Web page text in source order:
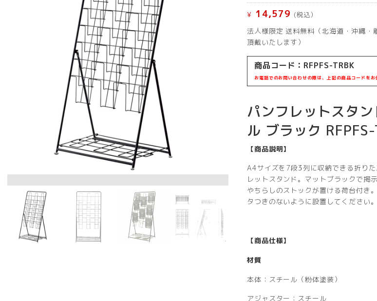
¥ 14,579 (税込）
法人様限定 送料無料（北海道・沖縄・
頂戴いたします）
商品コード： RFPFS-TRBK
お電話でのお問い合わせの際は、上記の商品コードをお
パンフレットスタ
ル ブラック
【商品説明】
A4サイズを7段3列に収納できる折り
レットスタンド。マットブラックで掲
やちらしのストックが置ける荷台付き
タつきのないように設置してください。
【商品仕様】
材質
本体：スチール（粉体塗装）
アジャスター：スチール